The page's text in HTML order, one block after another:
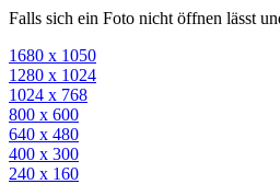
Falls sich ein Foto nicht öffnen lässt
1680 x 1050
1280 x 1024
1024 x 768
800 x 600
640 x 480
400 x 300
240 x 160